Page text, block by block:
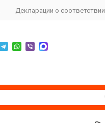
Декларации о соответствии